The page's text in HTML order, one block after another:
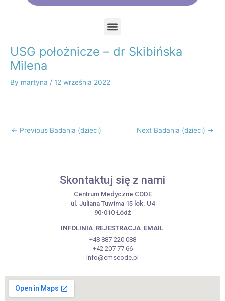
USG położnicze – dr Skibińska
Milena
By martyna / 12 września 2022
Post
navigation
← Previous Badania (dzieci) Next Badania (dzieci) →
Skontaktuj się z nami
Centrum Medyczne CODE
ul. Juliana Tuwima 15 lok. U4
90-010 Łódź
INFOLINIA REJESTRACJA EMAIL
+48 887 220 088
+42 207 77 66
info@cmscode.pl